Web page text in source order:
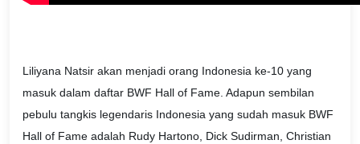
Liliyana Natsir akan menjadi orang Indonesia ke-10 yang
masuk dalam daftar BWF Hall of Fame. Adapun sembilan
pebulu tangkis legendaris Indonesia yang sudah masuk BWF
Hall of Fame adalah Rudy Hartono, Dick Sudirman, Christian